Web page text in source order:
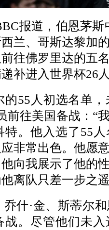
报道，伯恩茅斯
兰、哥斯达黎加
往佛罗里达的五
补进入世界杯26
55人初选名单
前往美国备战：“
特。他入选了55
非常出色。他愿
向我展示了他的
离队只差一步之
什·金、斯蒂尔
战。尽管他们未